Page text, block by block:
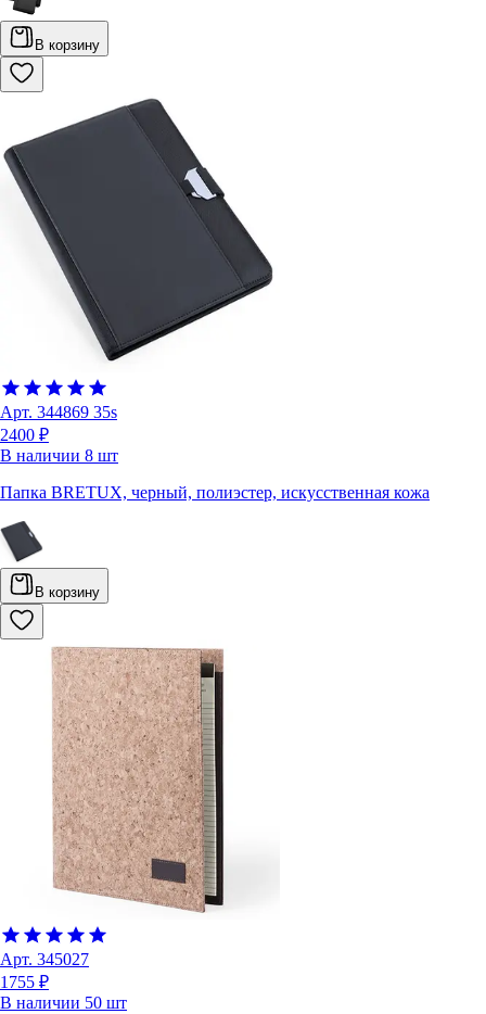
В корзину
Арт. 344869 35s
2400 ₽
В наличии 8 шт
Папка BRETUX, черный, полиэстер, искусственная кожа
В корзину
Арт. 345027
1755 ₽
В наличии 50 шт